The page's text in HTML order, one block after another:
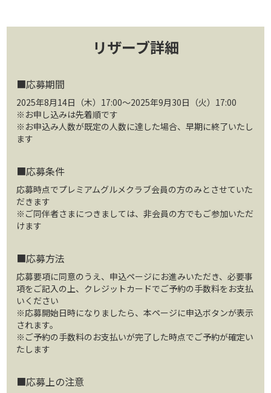
リザーブ詳細
■応募期間
2025年8月14日（木）17:00～2025年9月30日（火）17:00
※お申し込みは先着順です
※お申込み人数が既定の人数に達した場合、早期に終了いたし
ます
■応募条件
応募時点でプレミアムグルメクラブ会員の方のみとさせていた
だきます
※ご同伴者さまにつきましては、非会員の方でもご参加いただ
けます
■応募方法
応募要項に同意のうえ、申込ページにお進みいただき、必要事
項をご記入の上、クレジットカードでご予約の手数料をお支払
いください
※応募開始日時になりましたら、本ページに申込ボタンが表示
されます。
※ご予約の手数料のお支払いが完了した時点でご予約が確定い
たします
■応募上の注意